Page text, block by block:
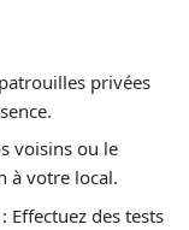
privées
voisins ou le
à votre local.
: Effectuez des tests